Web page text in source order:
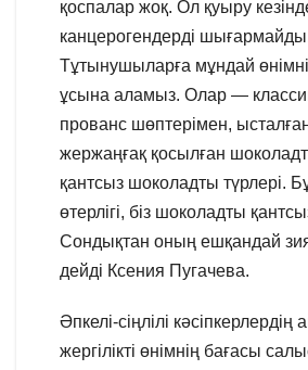
қоспалар жоқ. Ол қуыру
канцерогендерді
Тұтынушыларға мұндай
ұсына аламыз. Олар —
прованс шөптерімен,
жержаңғақ қосылған
қантсыз шоколадты түрлері.
өтерлігі, біз шоколадты
Сондықтан оның ешқандай
дейді Ксения Пугачева.
Әпкелі-сіңлілі
жергілікті өнімнің бағасы